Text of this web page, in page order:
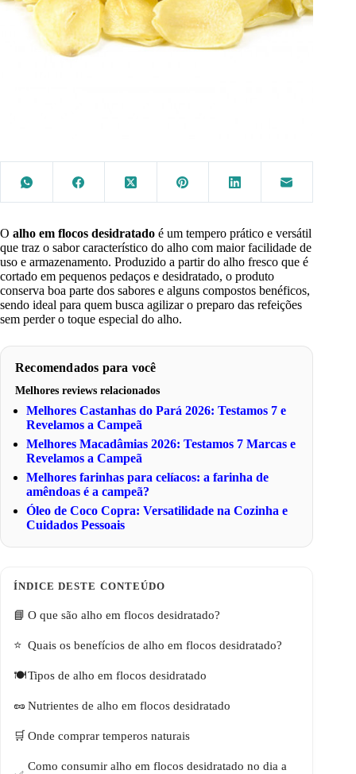
O alho em flocos desidratado é um tempero prático e versátil
que traz o sabor característico do alho com maior facilidade de
uso e armazenamento. Produzido a partir do alho fresco que é
cortado em pequenos pedaços e desidratado, o produto
conserva boa parte dos sabores e alguns compostos benéficos,
sendo ideal para quem busca agilizar o preparo das refeições
sem perder o toque especial do alho.
Recomendados para você
Melhores reviews relacionados
Melhores Castanhas do Pará 2026: Testamos 7 e
Revelamos a Campeã
Melhores Macadâmias 2026: Testamos 7 Marcas e
Revelamos a Campeã
Melhores farinhas para celíacos: a farinha de
amêndoas é a campeã?
Óleo de Coco Copra: Versatilidade na Cozinha e
Cuidados Pessoais
O que são alho em flocos desidratado?
Quais os benefícios de alho em flocos desidratado?
Tipos de alho em flocos desidratado
Nutrientes de alho em flocos desidratado
Onde comprar temperos naturais
Como consumir alho em flocos desidratado no dia a